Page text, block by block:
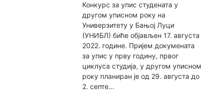
Конкурс за упис студената у
другом уписном року на
Универзитету у Бањој Луци
(УНИБЛ) биће објављен 17. августа
2022. године. Пријем докумената
за упис у прву годину, првог
циклуса студија, у другом уписном
року планиран је од 29. августа до
2. септе...